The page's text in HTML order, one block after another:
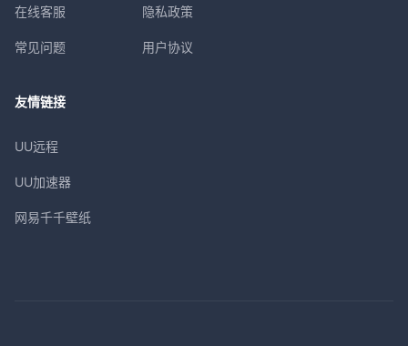
在线客服
常见问题
隐私政策
用户协议
友情链接
UU远程
UU加速器
网易千千壁纸